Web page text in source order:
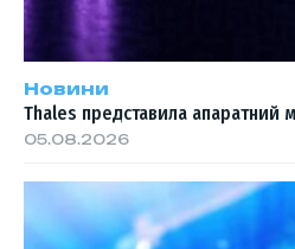
Новини
Thales представила апаратний
05.08.2026